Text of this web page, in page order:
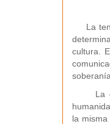
La
cultura.
La
la